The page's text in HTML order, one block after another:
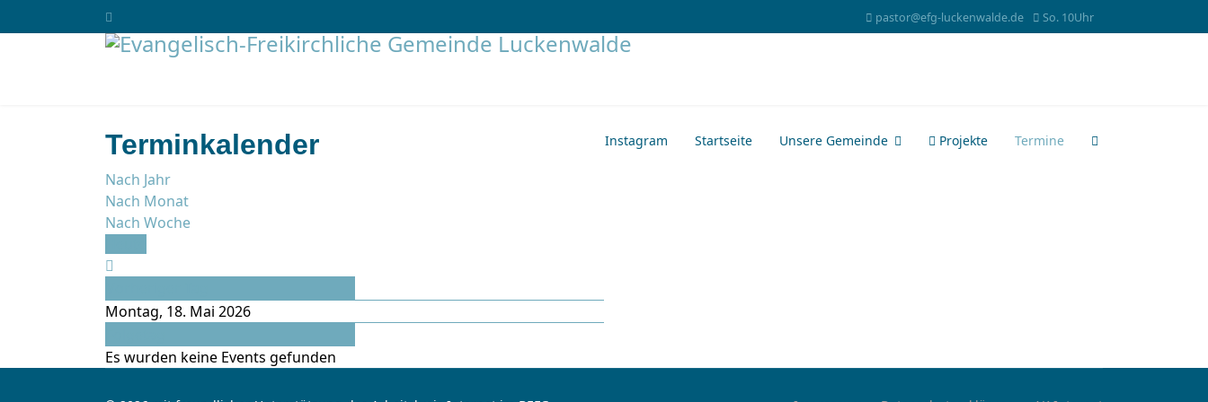
pastor@efg-luckenwalde.de So. 10Uhr
Instagram Startseite Unsere Gemeinde Projekte Termine
Terminkalender
Nach Jahr
Nach Monat
Nach Woche
Montag, 18. Mai 2026
Es wurden keine Events gefunden